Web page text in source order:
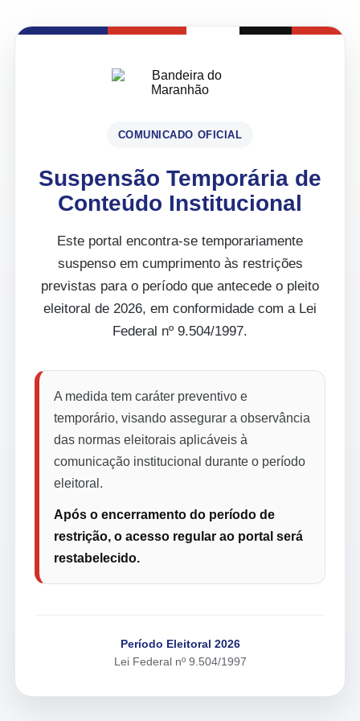
COMUNICADO OFICIAL
Suspensão Temporária de
Conteúdo Institucional
Este portal encontra-se temporariamente
suspenso em cumprimento às restrições
previstas para o período que antecede o pleito
eleitoral de 2026, em conformidade com a Lei
Federal nº 9.504/1997.
A medida tem caráter preventivo e
temporário, visando assegurar a observância
das normas eleitorais aplicáveis à
comunicação institucional durante o período
eleitoral.
Após o encerramento do período de
restrição, o acesso regular ao portal será
restabelecido.
Período Eleitoral 2026
Lei Federal nº 9.504/1997